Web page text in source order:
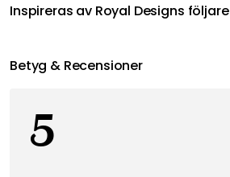
Inspireras av Royal Designs följare
Betyg & Recensioner
5